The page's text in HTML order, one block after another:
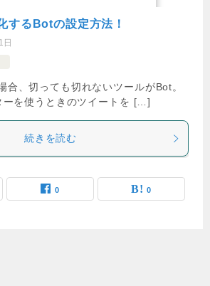
するBotの設定方法！
合、切っても切れないツールがBot。
ーを使うときのツイートを […]
続きを読む
0 0